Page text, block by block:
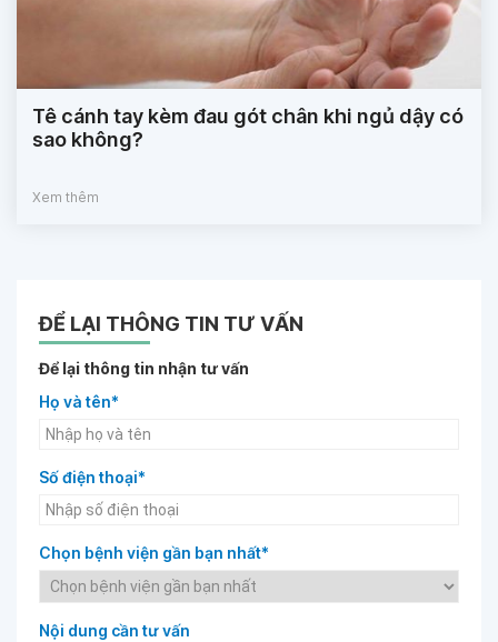
Tê cánh tay kèm đau gót chân khi ngủ dậy có
sao không?
Xem thêm
ĐỂ LẠI THÔNG TIN TƯ VẤN
Để lại thông tin nhận tư vấn
Họ và tên*
Số điện thoại*
Chọn bệnh viện gần bạn nhất*
Nội dung cần tư vấn